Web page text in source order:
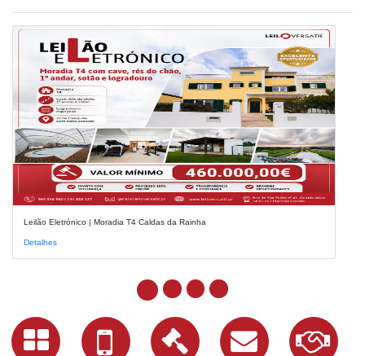
Leilão Eletrónico | Moradia T4 Caldas da Rainha
Detalhes